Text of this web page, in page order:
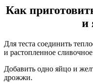
Как
и
Для теста соединить
и растопленное
Добавить одно яйцо и
дрожжи.